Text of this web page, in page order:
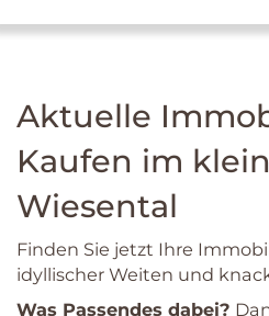
Aktuelle
Kaufen im
Wiesental
Finden Sie jetzt Ihre
idyllischer Weiten und
Was Passendes dabei?